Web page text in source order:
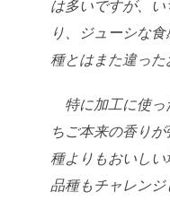
は多いですが、い
り、ジューシな
種とはまた違った
特に加工に使っ
ちご本来の香り
種よりもおいし
品種もチャレンジ